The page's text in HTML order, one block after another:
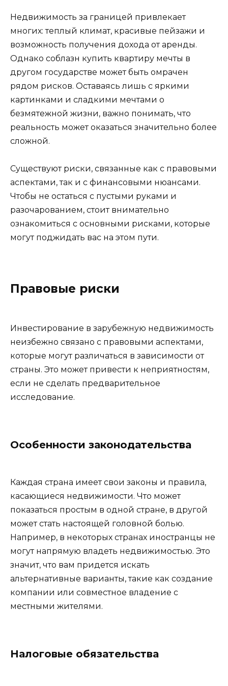
Недвижимость за границей привлекает
многих: теплый климат, красивые пейзажи и
возможность получения дохода от аренды.
Однако соблазн купить квартиру мечты в
другом государстве может быть омрачен
рядом рисков. Оставаясь лишь с яркими
картинками и сладкими мечтами о
безмятежной жизни, важно понимать, что
реальность может оказаться значительно более
сложной.
Существуют риски, связанные как с правовыми
аспектами, так и с финансовыми нюансами.
Чтобы не остаться с пустыми руками и
разочарованием, стоит внимательно
ознакомиться с основными рисками, которые
могут поджидать вас на этом пути.
Правовые риски
Инвестирование в зарубежную недвижимость
неизбежно связано с правовыми аспектами,
которые могут различаться в зависимости от
страны. Это может привести к неприятностям,
если не сделать предварительное
исследование.
Особенности законодательства
Каждая страна имеет свои законы и правила,
касающиеся недвижимости. Что может
показаться простым в одной стране, в другой
может стать настоящей головной болью.
Например, в некоторых странах иностранцы не
могут напрямую владеть недвижимостью. Это
значит, что вам придется искать
альтернативные варианты, такие как создание
компании или совместное владение с
местными жителями.
Налоговые обязательства